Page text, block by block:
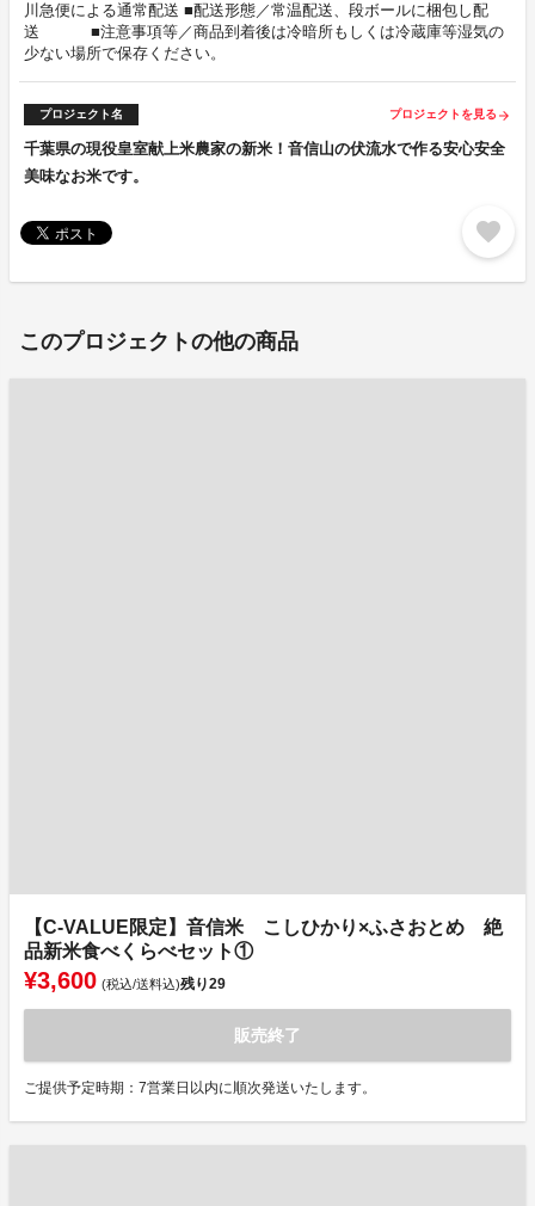
川急便による通常配送 ■配送形態／常温配送、段ボールに梱包し配
送 ■注意事項等／商品到着後は冷暗所もしくは冷蔵庫等湿気の
少ない場所で保存ください。
プロジェクト名 プロジェクトを見る arrow_forward
千葉県の現役皇室献上米農家の新米！音信山の伏流水で作る安心安全
美味なお米です。
favorite
このプロジェクトの他の商品
【C-VALUE限定】音信米 こしひかり×ふさおとめ 絶
品新米食べくらべセット①
¥3,600 (税込/送料込)残り29
販売終了
ご提供予定時期：7営業日以内に順次発送いたします。